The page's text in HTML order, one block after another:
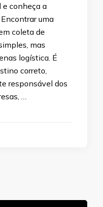
e conheça a
uma
coleta de
mas
logística. É
correto,
responsável dos
…